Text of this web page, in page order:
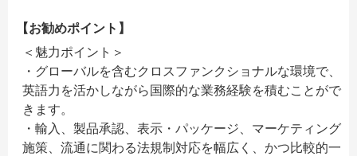
【お勧めポイント】
＜魅力ポイント＞
・グローバルを含むクロスファンクショナルな環境で、
英語力を活かしながら国際的な業務経験を積むことがで
きます。
・輸入、製品承認、表示・パッケージ、マーケティング
施策、流通に関わる法規制対応を幅広く、かつ比較的一